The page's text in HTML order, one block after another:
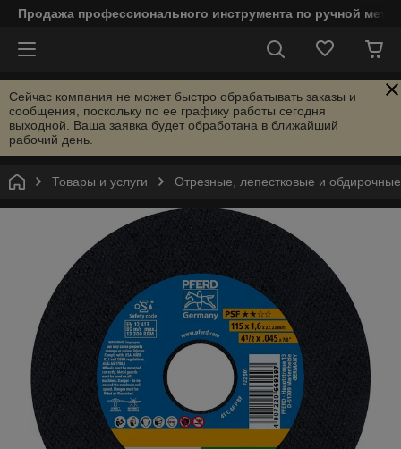
Продажа профессионального инструмента по ручной
Сейчас компания не может быстро обрабатывать заказы и
сообщения, поскольку по ее графику работы сегодня
выходной. Ваша заявка будет обработана в ближайший
рабочий день.
Товары и услуги Отрезные, лепестковые и